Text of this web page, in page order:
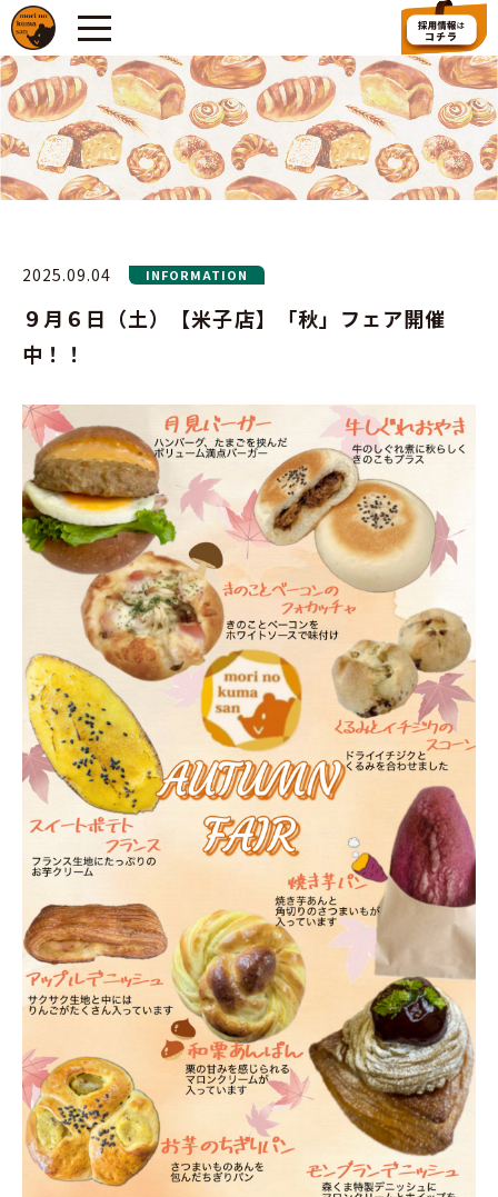
2025.09.04 INFORMATION
９月６日（土）【米子店】「秋」フェア開催
中！！